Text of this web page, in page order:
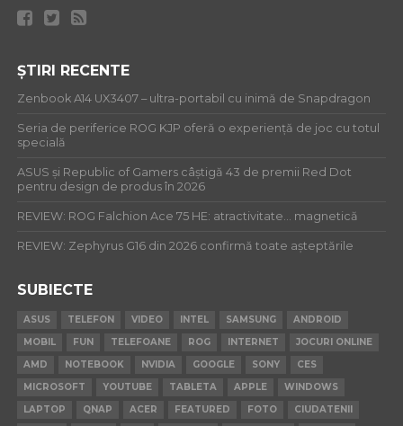
ȘTIRI RECENTE
Zenbook A14 UX3407 – ultra-portabil cu inimă de Snapdragon
Seria de periferice ROG KJP oferă o experiență de joc cu totul
specială
ASUS și Republic of Gamers câștigă 43 de premii Red Dot
pentru design de produs în 2026
REVIEW: ROG Falchion Ace 75 HE: atractivitate… magnetică
REVIEW: Zephyrus G16 din 2026 confirmă toate așteptările
SUBIECTE
ASUS TELEFON VIDEO INTEL SAMSUNG
ANDROID
MOBIL
FUN TELEFOANE ROG INTERNET
JOCURI ONLINE
AMD
NOTEBOOK NVIDIA GOOGLE SONY
CES
MICROSOFT
YOUTUBE TABLETA APPLE
WINDOWS
LAPTOP
QNAP ACER FEATURED FOTO
CIUDATENII